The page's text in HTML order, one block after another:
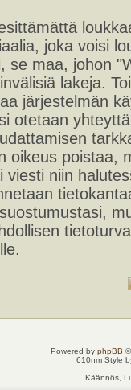
joka voisi
se maa, johon
lakeja.
järjestelmän
otetaan
oikeus poistaa,
viesti niin
Powered by phpBB
610nm Style
Käännös,